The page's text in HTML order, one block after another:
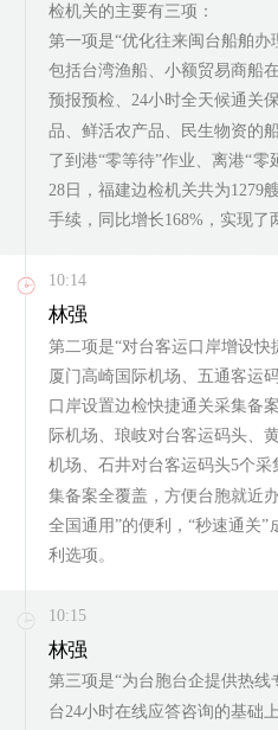
检机关的主要有三项：
第一项是“优化往来闽台船舶
包括台湾渔船、小额贸易商船
预报预检、24小时全天候通关
品、鲜活农产品、民生物资的
了到港“零等待”作业、离港“零
28日，福建边检机关共为1279
手续，同比增长168%，实现了
10:14
林强
第二项是“对台客运口岸增设
厦门高崎国际机场、五通客运
口岸设置边检快捷通关采集备
际机场、琅岐对台客运码头、
机场、石井对台客运码头5个
集备案全覆盖，方便台胞就近
全国通用”的便利，“秒速通关
利选项。
10:15
林强
第三项是“为台胞台企提供热线
台24小时在线应答咨询的基础